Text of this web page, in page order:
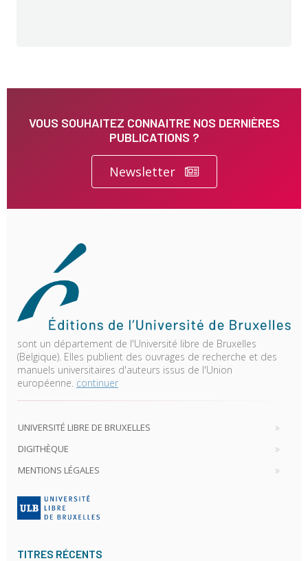
VOUS SOUHAITEZ CONNAITRE NOS DERNIÈRES
PUBLICATIONS ?
Newsletter
sont un département de l'Université libre de Bruxelles
(Belgique). Elles publient des ouvrages de recherche et des
manuels universitaires d'auteurs issus de l'Union
européenne. continuer
UNIVERSITÉ LIBRE DE BRUXELLES
DIGITHÈQUE
MENTIONS LÉGALES
TITRES RÉCENTS